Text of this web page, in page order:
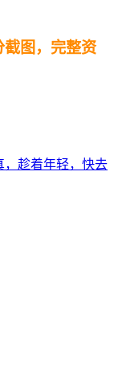
截图，完整资
，趁着年轻，快去